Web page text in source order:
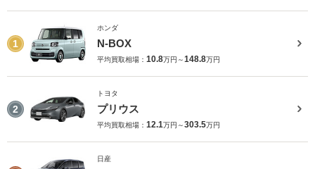
1
ホンダ
N-BOX
平均買取相場： 10.8万円～148.8万円
2
トヨタ
プリウス
平均買取相場： 12.1万円～303.5万円
日産